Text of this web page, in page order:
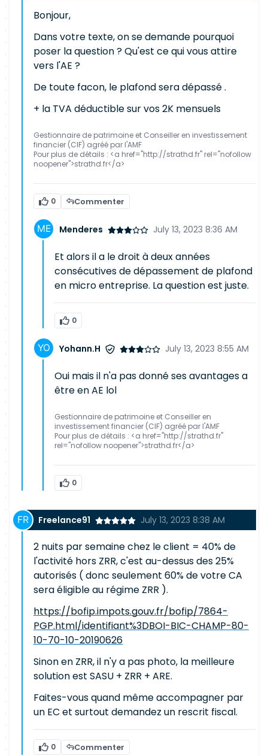
Bonjour,
Dans votre texte, on se demande pourquoi
poser la question ? Qu'est ce qui vous attire
vers l'AE ?
De toute facon, le plafond sera dépassé .
+ la TVA déductible sur vos 2K mensuels
Gestionnaire de patrimoine et Conseiller en investissement
financier (CIF) agréé par l'AMF
Pour plus de détails : <a href="http://strathd.fr" rel="nofollow
noopener">strathd.fr</a>
0 Commenter
Menderes July 13, 2023 8:36 AM
Et alors il a le droit à deux années
consécutives de dépassement de plafond
en micro entreprise. La question est juste.
0
Yohann.H July 13, 2023 8:55 AM
Oui mais il n'a pas donné ses avantages a
être en AE lol
Gestionnaire de patrimoine et Conseiller en
investissement financier (CIF) agréé par l'AMF
Pour plus de détails : <a href="http://strathd.fr"
rel="nofollow noopener">strathd.fr</a>
0
Freelance91 July 13, 2023 8:38 AM
2 nuits par semaine chez le client = 40% de
l'activité hors ZRR, c'est au-dessus des 25%
autorisés ( donc seulement 60% de votre CA
sera éligible au régime ZRR ).
https://bofip.impots.gouv.fr/bofip/7864-
PGP.html/identifiant%3DBOI-BIC-CHAMP-80-
10-70-10-20190626
Sinon en ZRR, il n'y a pas photo, la meilleure
solution est SASU + ZRR + ARE.
Faites-vous quand même accompagner par
un EC et surtout demandez un rescrit fiscal.
0 Commenter